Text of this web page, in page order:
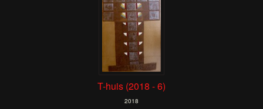
T-huis (2018 - 6)
2018